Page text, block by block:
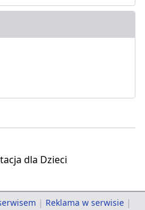
| Reklama w serwisie |